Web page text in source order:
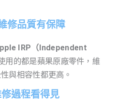
修品質有保障
IRP（Independent
用的都是蘋果原廠零件，維
與相容性都更高。
修過程看得見